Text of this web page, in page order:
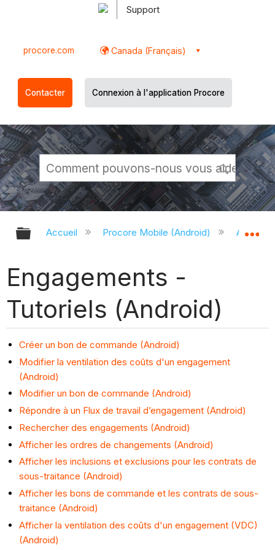
Support
procore.com Canada (Français)
Contacter Connexion à l'application Procore
Développer/réduire la hiérarchie
Accueil Procore Mobile (Android)
Engagements -
Tutoriels (Android)
Créer un bon de commande (Android)
Modifier la ventilation des coûts d'un engagement
(Android)
Modifier un bon de commande (Android)
Répondre à un Flux de travail d’engagement (Android)
Rechercher des engagements (Android)
Afficher les ordres de changements (Android)
Afficher les inclusions et exclusions pour les contrats de
sous-traitance (Android)
Afficher les bons de commande et les contrats de sous-
traitance (Android)
Afficher la ventilation des coûts d'un engagement (VDC)
(Android)